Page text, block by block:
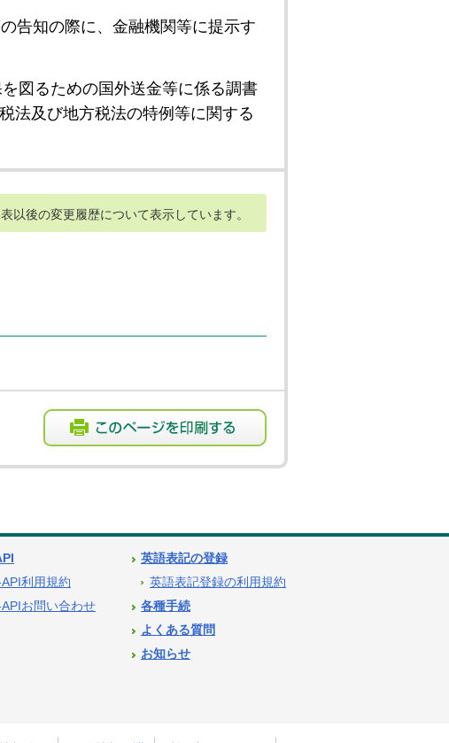
告知の際に、金融機関等に提示す
図るための国外送金等に係る調書
法及び地方税法の特例等に関する
以後の変更履歴について表示しています。
利用規約
お問い合わせ
英語表記の登録
英語表記登録の利用規約
各種手続
よくある質問
お知らせ